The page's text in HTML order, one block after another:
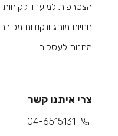
הצטרפות למועדון לקוחות
חנויות מותג ונקודות מכירה
מתנות לעסקים
צרי איתנו קשר
04-6515131